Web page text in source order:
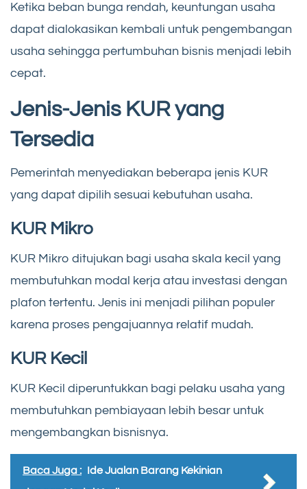
Ketika beban bunga rendah, keuntungan usaha
dapat dialokasikan kembali untuk pengembangan
usaha sehingga pertumbuhan bisnis menjadi lebih
cepat.
Jenis-Jenis KUR yang
Tersedia
Pemerintah menyediakan beberapa jenis KUR
yang dapat dipilih sesuai kebutuhan usaha.
KUR Mikro
KUR Mikro ditujukan bagi usaha skala kecil yang
membutuhkan modal kerja atau investasi dengan
plafon tertentu. Jenis ini menjadi pilihan populer
karena proses pengajuannya relatif mudah.
KUR Kecil
KUR Kecil diperuntukkan bagi pelaku usaha yang
membutuhkan pembiayaan lebih besar untuk
mengembangkan bisnisnya.
Baca Juga : Ide Jualan Barang Kekinian